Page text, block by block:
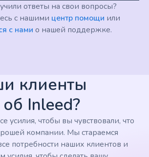
ответы на свои вопросы?
с нашими центр помощи или
с нами о нашей поддержке.
клиенты
Inleed?
усилия, чтобы вы чувствовали, что
компании. Мы стараемся
потребности наших клиентов и